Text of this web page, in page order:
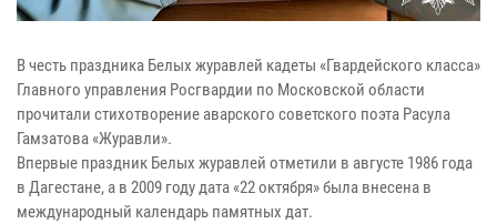
В честь праздника Белых журавлей кадеты «Гвардейского класса»
Главного управления Росгвардии по Московской области
прочитали стихотворение аварского советского поэта Расула
Гамзатова «Журавли».
Впервые праздник Белых журавлей отметили в августе 1986 года
в Дагестане, а в 2009 году дата «22 октября» была внесена в
международный календарь памятных дат.